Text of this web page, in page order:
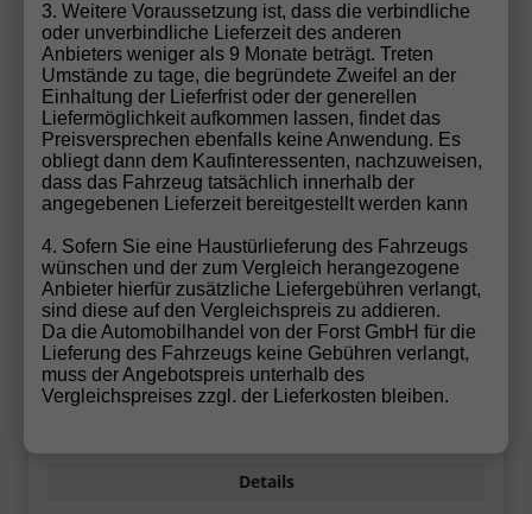
UVL:11.09.2026 19.791,– €
incl. 19% MwSt.
ab 154,– € mtl.
5-türig, 70 kW (95 PS), 999 cm³, Schaltgetriebe,
Frontantrieb, Verbrennungsmotor (ICE), Benzin,
Kraftstoffverbrauch kombiniert 5,1 l/100km (WLTP),
CO₂-Emission kombiniert 115.00 g/km (WLTP), CO₂-
Klasse C, Außenfarbe: Smokey Diamond-Silber
Metallic, Zustand, Fahrfähigkeit: fahrtauglich,
Garantieleistung: Fahrzeuggarantie, Nichtraucher-
Fahrzeug, Zustand, Beschaffenheit:
Scheckheftgepflegt, Zustand: unfallfrei, Fahrzeugnr.:
Details
3. Weitere Voraussetzung ist, dass die verbindliche
oder unverbindliche Lieferzeit des anderen
Anbieters weniger als 9 Monate beträgt. Treten
Umstände zu tage, die begründete Zweifel an der
Einhaltung der Lieferfrist oder der generellen
Liefermöglichkeit aufkommen lassen, findet das
Preisversprechen ebenfalls keine Anwendung. Es
obliegt dann dem Kaufinteressenten, nachzuweisen,
dass das Fahrzeug tatsächlich innerhalb der
angegebenen Lieferzeit bereitgestellt werden kann
4. Sofern Sie eine Haustürlieferung des Fahrzeugs
wünschen und der zum Vergleich herangezogene
Anbieter hierfür zusätzliche Liefergebühren verlangt,
sind diese auf den Vergleichspreis zu addieren.
Da die Automobilhandel von der Forst GmbH für die
Lieferung des Fahrzeugs keine Gebühren verlangt,
muss der Angebotspreis unterhalb des
Vergleichspreises zzgl. der Lieferkosten bleiben.